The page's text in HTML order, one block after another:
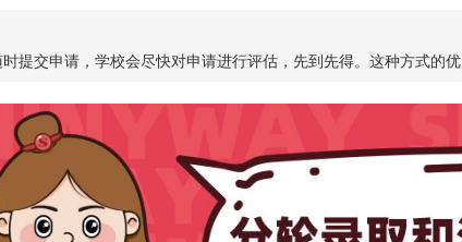
提交申请，学校会尽快对申请进行评估，先到先得。这种方式的